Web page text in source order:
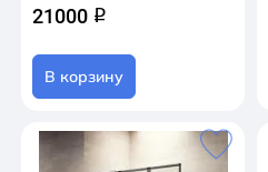
21000 q
В корзину